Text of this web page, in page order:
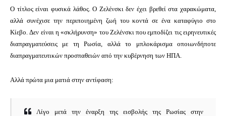
Ο τίτλος είναι φυσικά λάθος. Ο Ζελένσκι δεν έχει βρεθεί στα χαρακώματα,
αλλά συνέχισε την περιποιημένη ζωή του κοντά σε ένα καταφύγιο στο
Κίεβο. Δεν είναι η «σκλήρυνση» του Ζελένσκι που εμποδίζει τις ειρηνευτικές
διαπραγματεύσεις με τη Ρωσία, αλλά το μπλοκάρισμα οποιωνδήποτε
διαπραγματευτικών προσπαθειών από την κυβέρνηση των ΗΠΑ.
Αλλά πρώτα μια ματιά στην αντίφαση:
Λίγο μετά την έναρξη της εισβολής της Ρωσίας στην